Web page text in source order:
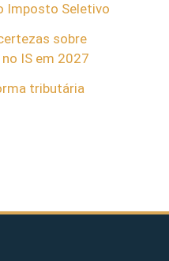
Imposto Seletivo
sobre
IS em 2027
tributária